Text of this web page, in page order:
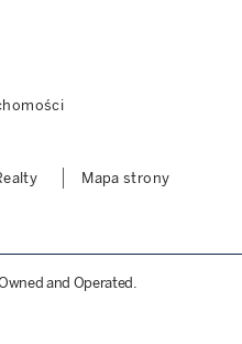
Mapa strony
and Operated.